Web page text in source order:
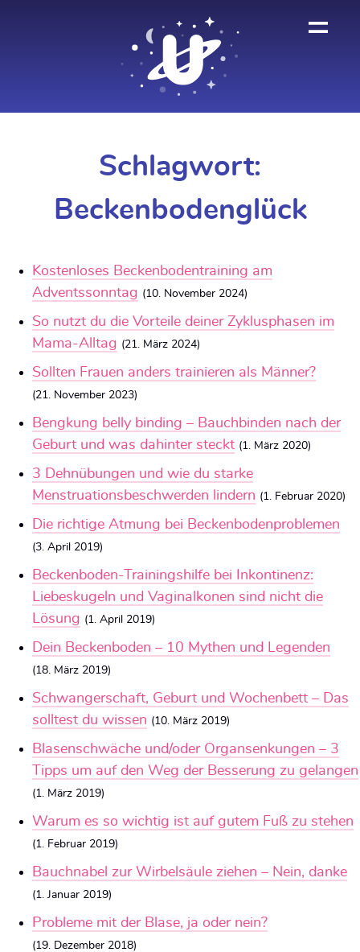
BSR
Schlagwort:
Beckenbodenglück
Kostenloses Beckenbodentraining am
Adventssonntag (10. November 2024)
So nutzt du die Vorteile deiner Zyklusphasen im
Mama-Alltag (21. März 2024)
Sollten Frauen anders trainieren als Männer?
(21. November 2023)
Bengkung belly binding – Bauchbinden nach der
Geburt und was dahinter steckt (1. März 2020)
3 Dehnübungen und wie du starke
Menstruationsbeschwerden lindern (1. Februar 2020)
Die richtige Atmung bei Beckenbodenproblemen
(3. April 2019)
Beckenboden-Trainingshilfe bei Inkontinenz:
Liebeskugeln und Vaginalkonen sind nicht die
Lösung (1. April 2019)
Dein Beckenboden – 10 Mythen und Legenden
(18. März 2019)
Schwangerschaft, Geburt und Wochenbett – Das
solltest du wissen (10. März 2019)
Blasenschwäche und/oder Organsenkungen – 3
Tipps um auf den Weg der Besserung zu gelangen
(1. März 2019)
Warum es so wichtig ist auf gutem Fuß zu stehen
(1. Februar 2019)
Bauchnabel zur Wirbelsäule ziehen – Nein, danke
(1. Januar 2019)
Probleme mit der Blase, ja oder nein?
(19. Dezember 2018)